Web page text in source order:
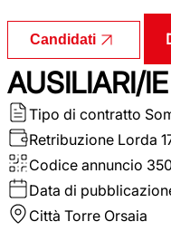
Candidati
AUSILIARI/
Tipo di contratto
Retribuzione Lorda
Codice annuncio
Data di
Città Torre Orsaia